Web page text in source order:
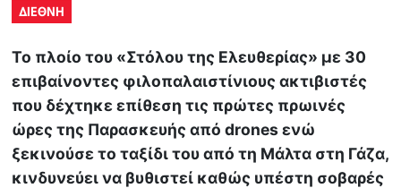
ΔΙΕΘΝΗ
Το πλοίο του «Στόλου της Ελευθερίας» με 30
επιβαίνοντες φιλοπαλαιστίνιους ακτιβιστές
που δέχτηκε επίθεση τις πρώτες πρωινές
ώρες της Παρασκευής από drones ενώ
ξεκινούσε το ταξίδι του από τη Μάλτα στη Γάζα,
κινδυνεύει να βυθιστεί καθώς υπέστη σοβαρές